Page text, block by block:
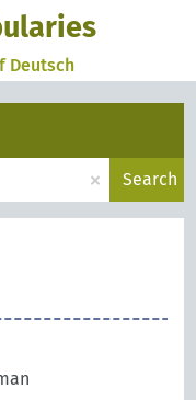
Deutsch
× Search